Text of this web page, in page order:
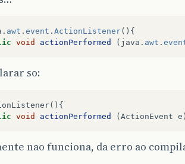
. awt . event . ActionListener(){
void actionPerformed ( java . awt .
so:
(){
void actionPerformed ( ActionEvent e
nao funciona, da erro ao